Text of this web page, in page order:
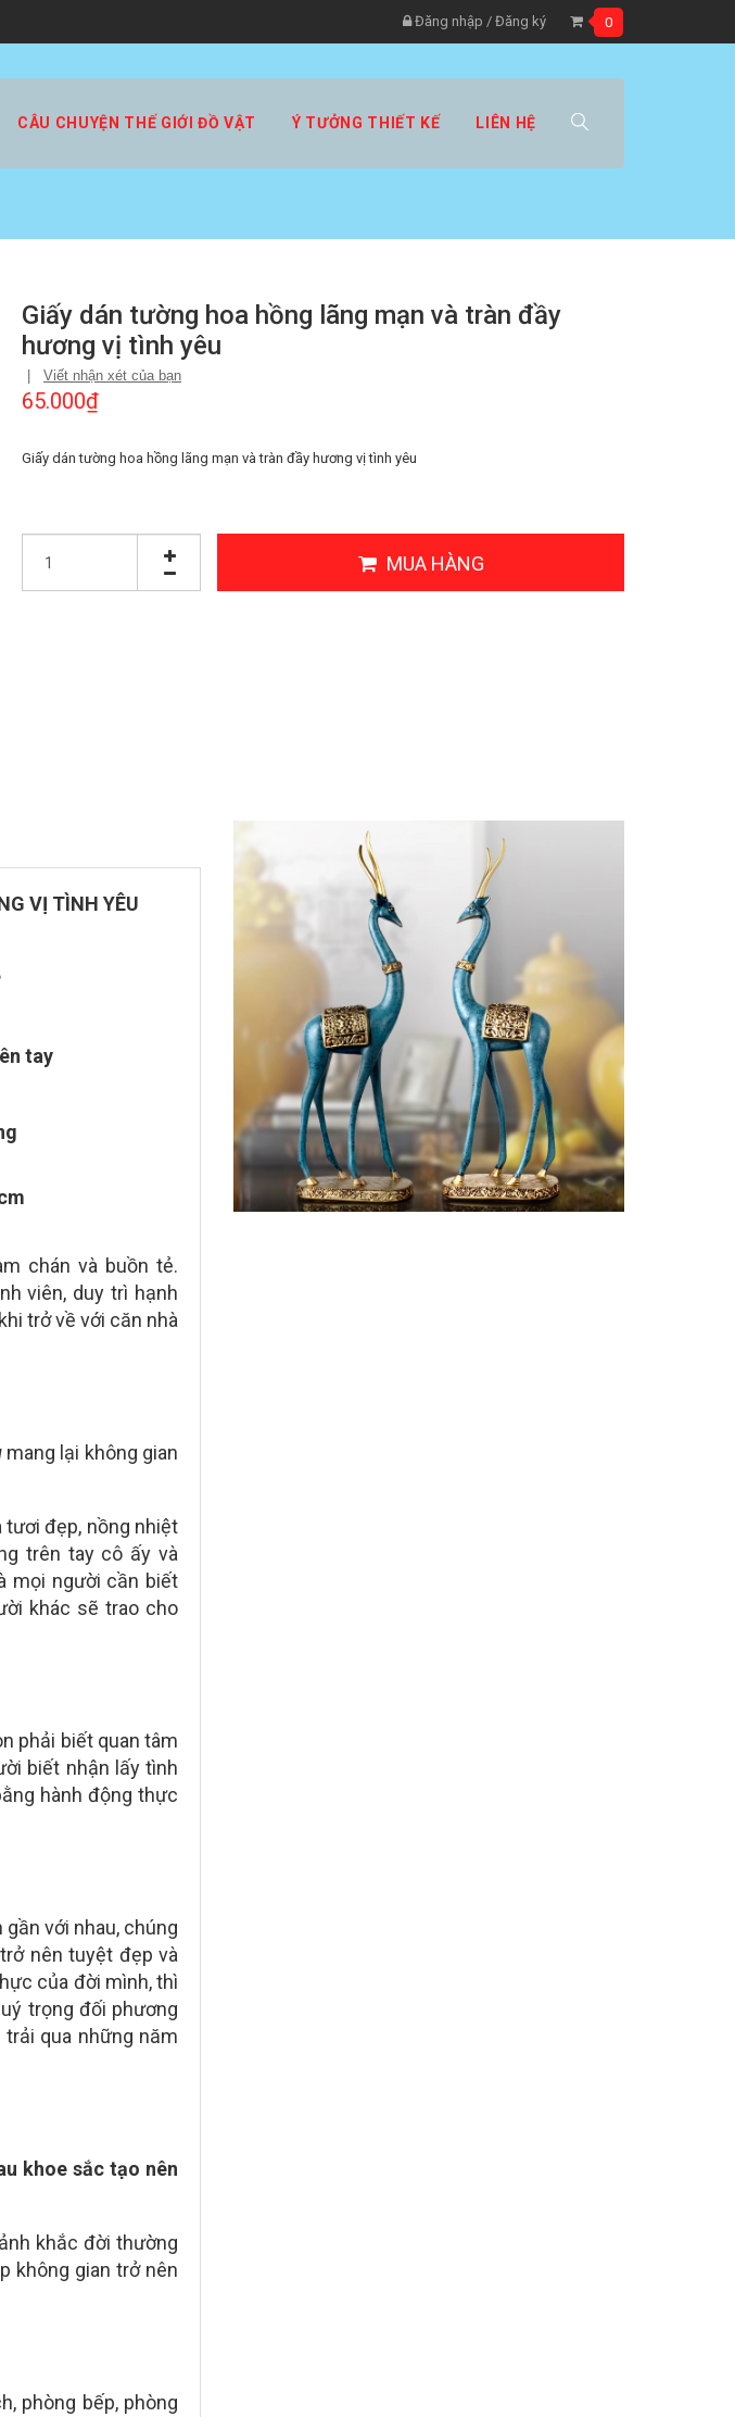
Đăng nhập / Đăng ký 0
CÂU CHUYỆN THẾ GIỚI ĐỒ VẬT Ý TƯỞNG THIẾT KẾ LIÊN HỆ
Giấy dán tường hoa hồng lãng mạn và tràn đầy
hương vị tình yêu
Viết nhận xét của bạn
65.000₫
Giấy dán tường hoa hồng lãng mạn và tràn đầy hương vị tình yêu
MUA HÀNG
VỊ TÌNH YÊU
tay
chán và buồn tẻ.
viên, duy trì hạnh
trở về với căn nhà
mang lại không gian
tươi đẹp, nồng nhiệt
trên tay cô ấy và
mọi người cần biết
khác sẽ trao cho
phải biết quan tâm
biết nhận lấy tình
hành động thực
với nhau, chúng
nên tuyệt đẹp và
của đời mình, thì
trọng đối phương
qua những năm
khoe sắc tạo nên
khắc đời thường
không gian trở nên
phòng bếp, phòng